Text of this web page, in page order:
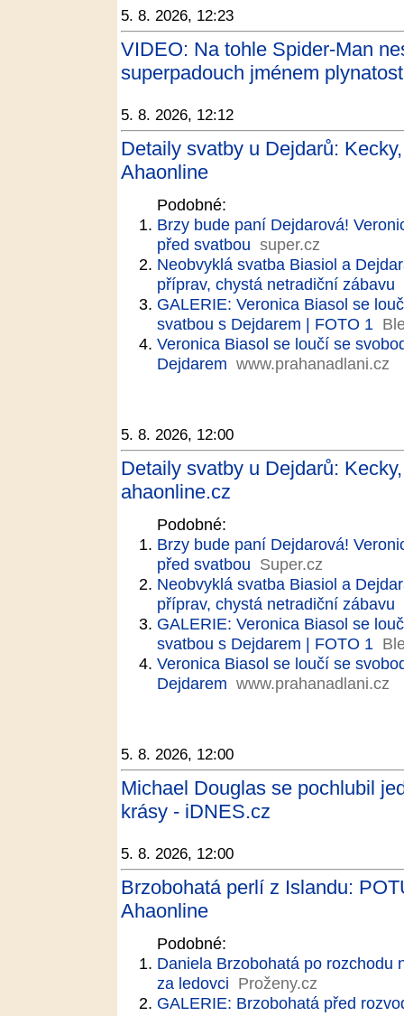
5. 8. 2026, 12:23
VIDEO: Na tohle Spider-Man
superpadouch jménem
5. 8. 2026, 12:12
Detaily svatby u Dejdarů:
Ahaonline
Podobné:
Brzy bude paní Dejdarová!
před svatbou super.cz
Neobvyklá svatba Biasiol a
příprav, chystá netradiční zábavu
GALERIE: Veronica Biasol se
svatbou s Dejdarem | FOTO 1
Veronica Biasol se loučí se
Dejdarem www.prahanadlani.cz
5. 8. 2026, 12:00
Detaily svatby u Dejdarů:
ahaonline.cz
Podobné:
Brzy bude paní Dejdarová!
před svatbou Super.cz
Neobvyklá svatba Biasiol a
příprav, chystá netradiční zábavu
GALERIE: Veronica Biasol se
svatbou s Dejdarem | FOTO 1
Veronica Biasol se loučí se
Dejdarem www.prahanadlani.cz
5. 8. 2026, 12:00
Michael Douglas se pochlubil
krásy - iDNES.cz
5. 8. 2026, 12:00
Brzobohatá perlí z Islandu:
Ahaonline
Podobné:
Daniela Brzobohatá po rozchodu
za ledovci Proženy.cz
GALERIE: Brzobohatá před